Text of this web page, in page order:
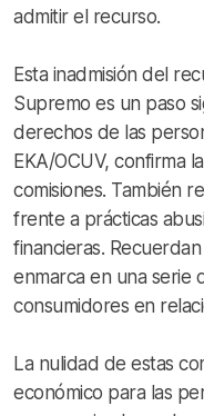
admitir el recurso.
Esta inadmisión del
Supremo es un paso
derechos de las
EKA/OCUV, confirma
comisiones. También
frente a prácticas
financieras.
enmarca en una serie
consumidores en
La nulidad de estas
económico para las